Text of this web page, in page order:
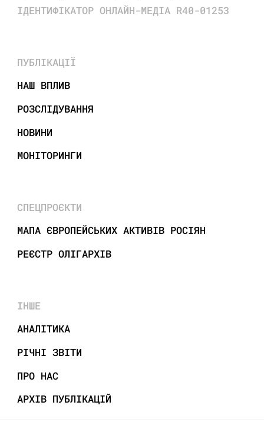
ІДЕНТИФІКАТОР ОНЛАЙН-МЕДІА R40-01253
ПУБЛІКАЦІЇ
НАШ ВПЛИВ
РОЗСЛІДУВАННЯ
НОВИНИ
МОНІТОРИНГИ
СПЕЦПРОЄКТИ
МАПА ЄВРОПЕЙСЬКИХ АКТИВІВ РОСІЯН
РЕЄСТР ОЛІГАРХІВ
ІНШЕ
АНАЛІТИКА
РІЧНІ ЗВІТИ
ПРО НАС
АРХІВ ПУБЛІКАЦІЙ